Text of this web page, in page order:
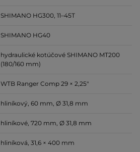
SHIMANO HG300, 11–45T
SHIMANO HG40
hydraulické kotúčové SHIMANO MT200
(180/160 mm)
WTB Ranger Comp 29 × 2,25"
hliníkový, 60 mm, Ø 31,8 mm
hliníkové, 720 mm, Ø 31,8 mm
hliníková, 31,6 × 400 mm